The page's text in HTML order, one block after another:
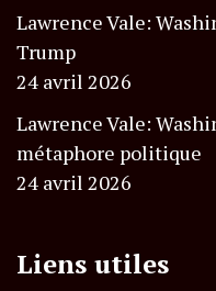
Lawrence Vale:
Trump
24 avril 2026
Lawrence Vale:
métaphore politique
24 avril 2026
Liens utiles